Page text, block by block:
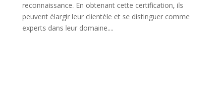
reconnaissance. En obtenant cette certification, ils
peuvent élargir leur clientèle et se distinguer comme
experts dans leur domaine....